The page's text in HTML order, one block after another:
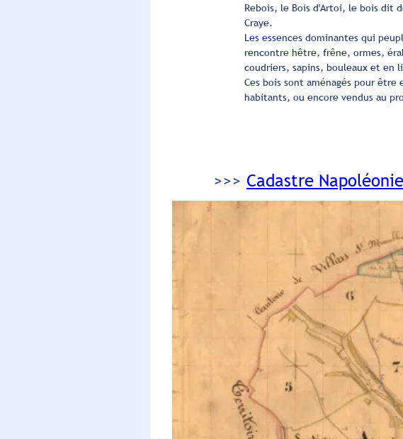
Rebois, le Bois d'Artoi, le bois dit
Craye.
Les essences dominantes qui
rencontre hêtre, frêne, ormes,
coudriers, sapins, bouleaux et en
Ces bois sont aménagés pour être
habitants, ou encore vendus au
>>> Cadastre